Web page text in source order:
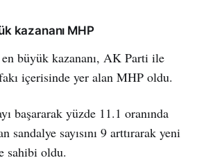
kazananı MHP
büyük kazananı, AK Parti ile
içerisinde yer alan MHP oldu.
başararak yüzde 11.1 oranında
sandalye sayısını 9 arttırarak yeni
sahibi oldu.